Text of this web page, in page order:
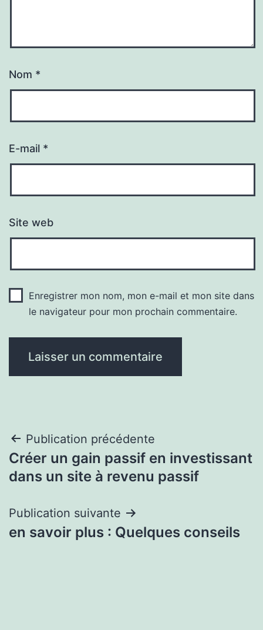
Nom *
E-mail *
Site web
Enregistrer mon nom, mon e-mail et mon site dans
le navigateur pour mon prochain commentaire.
Navigation
de
Publication précédente
Créer un gain passif en investissant
dans un site à revenu passif
Publication suivante
en savoir plus : Quelques conseils